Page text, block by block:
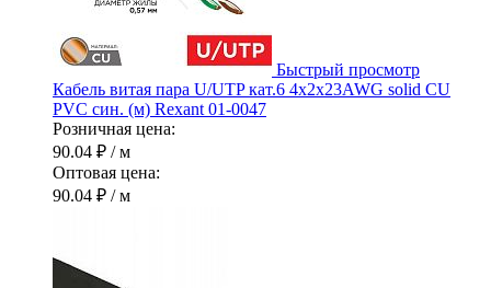
Быстрый просмотр
Кабель витая пара U/UTP кат.6 4х2х23AWG solid CU
PVC син. (м) Rexant 01-0047
Розничная цена:
90.04 ₽ / м
Оптовая цена:
90.04 ₽ / м